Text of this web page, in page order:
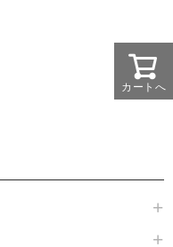
カートへ